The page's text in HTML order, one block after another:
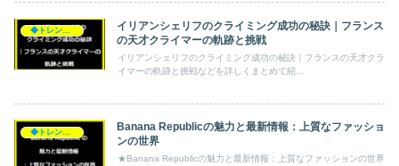
イリアンシェリフのクライミング成功の秘訣｜フランス
の天才クライマーの軌跡と挑戦
イリアンシェリフのクライミング成功の秘訣｜フランスの天才クラ
イマーの軌跡と挑戦などを詳しくまとめて紹...
Banana Republicの魅力と最新情報：上質なファッショ
ンの世界
★Banana Republicの魅力と最新情報：上質なファッションの世界